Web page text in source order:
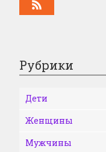
Рубрики
Дети
Женщины
Мужчины